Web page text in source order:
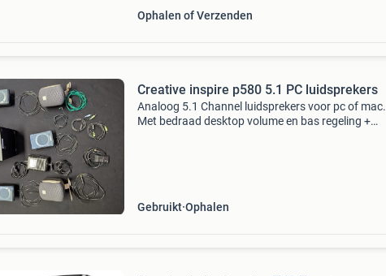
Ophalen of Verzenden
Creative inspire p580 5.1 PC luidsprekers
Analoog 5.1 Channel luidsprekers voor pc of mac.
Met bedraad desktop volume en bas regeling +
Gebruikt Ophalen